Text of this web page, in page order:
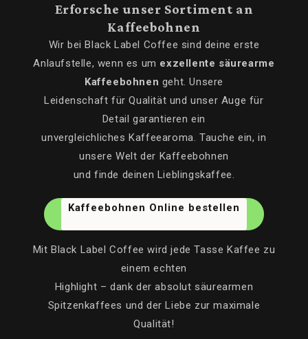
Erforsche unser Sortiment an
Kaffeebohnen
Wir bei Black Label Coffee sind deine erste
Anlaufstelle, wenn es um exzellente säurearme
Kaffeebohnen geht. Unsere
Leidenschaft für Qualität und unser Auge für
Detail garantieren ein
unvergleichliches Kaffeearoma. Tauche ein, in
unsere Welt der Kaffeebohnen
und finde deinen Lieblingskaffee.
Kaffeebohnen Online bestellen
Mit Black Label Coffee wird jede Tasse Kaffee zu
einem echten
Highlight – dank der absolut säurearmen
Spitzenkaffees und der Liebe zur maximale
Qualität!